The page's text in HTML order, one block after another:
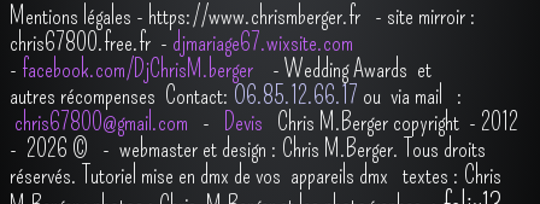
Mentions légales - https://www.chrismberger.fr - site mirroir :
chris67800.free.fr - djmariage67.wixsite.com
- facebook.com/DjChrisM.berger - Wedding Awards et
autres récompenses Contact: O6.85.12.66.17 ou via mail :
chris67800@gmail.com - Devis Chris M.Berger copyright - 2012
- 2026 © - webmaster et design : Chris M.Berger. Tous droits
réservés. Tutoriel mise en dmx de vos appareils dmx textes : Chris